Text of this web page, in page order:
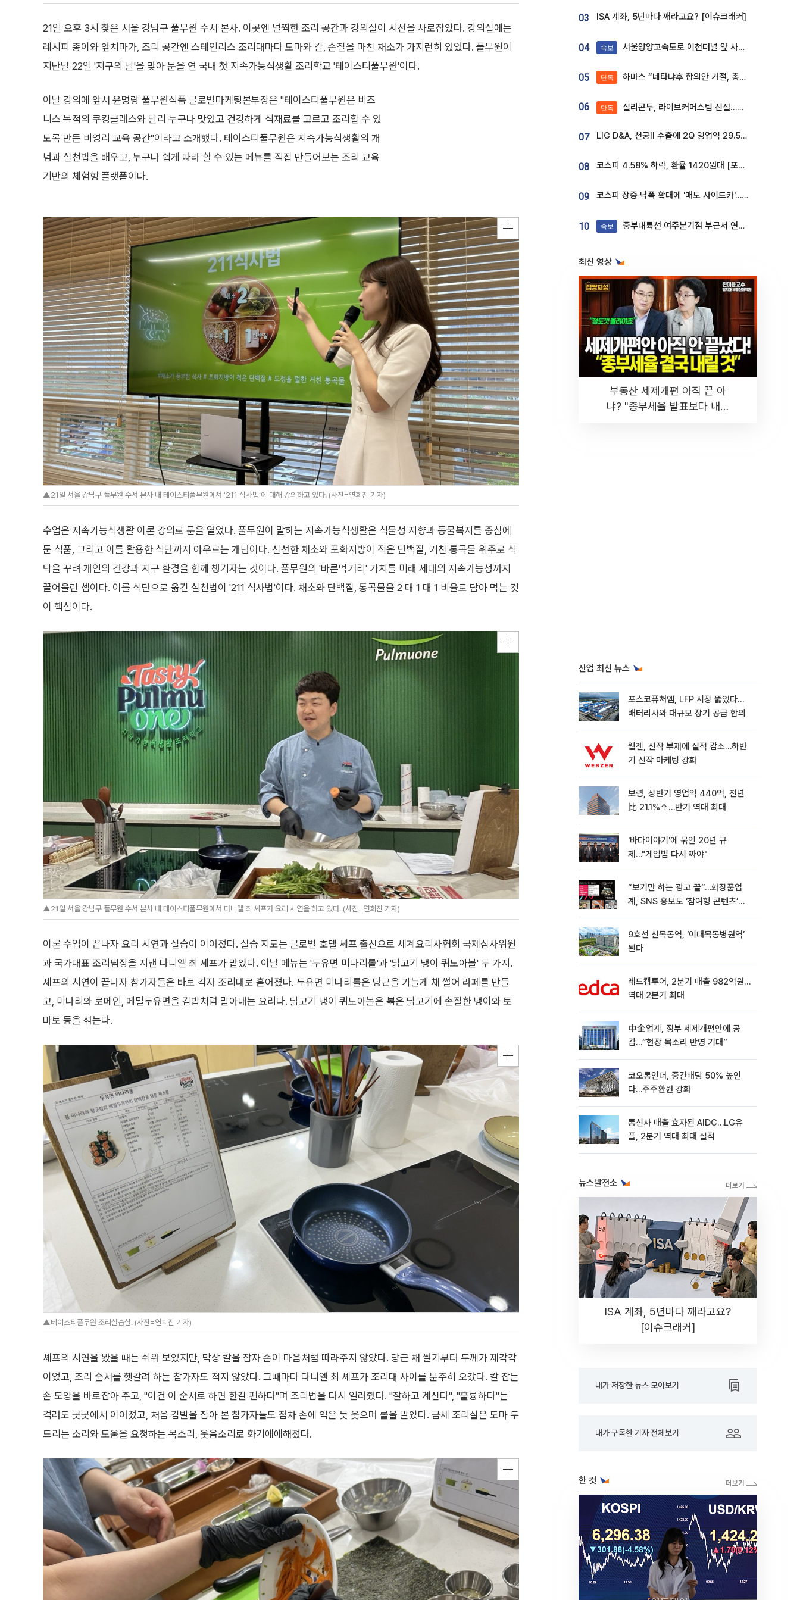
21일 오후 3시 찾은 서울 강남구 풀무원 수서 본사. 이곳엔 널찍한 조리 공간과 강의실이 시선을 사로잡았다. 강의실에는
레시피 종이와 앞치마가, 조리 공간엔 스테인리스 조리대마다 도마와 칼, 손질을 마친 채소가 가지런히 있었다. 풀무원이
지난달 22일 '지구의 날'을 맞아 문을 연 국내 첫 지속가능식생활 조리학교 '테이스티풀무원'이다.
이날 강의에 앞서 윤명랑 풀무원식품 글로벌마케팅본부장은 "테이스티풀무원은 비즈
니스 목적의 쿠킹클래스와 달리 누구나 맛있고 건강하게 식재료를 고르고 조리할 수 있
도록 만든 비영리 교육 공간"이라고 소개했다. 테이스티풀무원은 지속가능식생활의 개
념과 실천법을 배우고, 누구나 쉽게 따라 할 수 있는 메뉴를 직접 만들어보는 조리 교육
기반의 체험형 플랫폼이다.
▲21일 서울 강남구 풀무원 수서 본사 내 테이스티풀무원에서 '211 식사법'에 대해 강의하고 있다. (사진=연희진 기자)
수업은 지속가능식생활 이론 강의로 문을 열었다. 풀무원이 말하는 지속가능식생활은 식물성 지향과 동물복지를 중심에
둔 식품, 그리고 이를 활용한 식단까지 아우르는 개념이다. 신선한 채소와 포화지방이 적은 단백질, 거친 통곡물 위주로 식
탁을 꾸려 개인의 건강과 지구 환경을 함께 챙기자는 것이다. 풀무원의 '바른먹거리' 가치를 미래 세대의 지속가능성까지
끌어올린 셈이다. 이를 식단으로 옮긴 실천법이 '211 식사법'이다. 채소와 단백질, 통곡물을 2 대 1 대 1 비율로 담아 먹는 것
이 핵심이다.
▲21일 서울 강남구 풀무원 수서 본사 내 테이스티풀무원에서 다니엘 최 셰프가 요리 시연을 하고 있다. (사진=연희진 기자)
이론 수업이 끝나자 요리 시연과 실습이 이어졌다. 실습 지도는 글로벌 호텔 셰프 출신으로 세계요리사협회 국제심사위원
과 국가대표 조리팀장을 지낸 다니엘 최 셰프가 맡았다. 이날 메뉴는 '두유면 미나리롤'과 '닭고기 냉이 퀴노아볼' 두 가지.
셰프의 시연이 끝나자 참가자들은 바로 각자 조리대로 흩어졌다. 두유면 미나리롤은 당근을 가늘게 채 썰어 라페를 만들
고, 미나리와 로메인, 메밀두유면을 김밥처럼 말아내는 요리다. 닭고기 냉이 퀴노아볼은 볶은 닭고기에 손질한 냉이와 토
마토 등을 섞는다.
▲테이스티풀무원 조리실습실. (사진=연희진 기자)
셰프의 시연을 봤을 때는 쉬워 보였지만, 막상 칼을 잡자 손이 마음처럼 따라주지 않았다. 당근 채 썰기부터 두께가 제각각
이었고, 조리 순서를 헷갈려 하는 참가자도 적지 않았다. 그때마다 다니엘 최 셰프가 조리대 사이를 분주히 오갔다. 칼 잡는
손 모양을 바로잡아 주고, "이건 이 순서로 하면 한결 편하다"며 조리법을 다시 일러줬다. "잘하고 계신다", "훌륭하다"는
격려도 곳곳에서 이어졌고, 처음 김발을 잡아 본 참가자들도 점차 손에 익은 듯 웃으며 롤을 말았다. 금세 조리실은 도마 두
드리는 소리와 도움을 요청하는 목소리, 웃음소리로 화기애애해졌다.
03 ISA 계좌, 5년마다 깨라고요? [이슈크래커]
04 속보 서울양양고속도로 이천터널 앞 사고 발생
05 단독 하마스 “네타냐후 합의안 거절, 총선 앞두고 시간 끌기”
06 단독 실리콘투, 라이브커머스팀 신설…K뷰티 ‘글로벌 판매망’ 확대[K뷰티 라방戰]
07 LIG D&A, 천궁Ⅱ 수출에 2Q 영업익 29.5%↑…수주잔고 24.6조 [종합]
08 코스피 4.58% 하락, 환율 1420원대 [포토]
09 코스피 장중 낙폭 확대에 '매도 사이드카'…외인 2.8조'팔자'· 개인 3.1조 '사자'
10 속보 중부내륙선 여주분기점 부근서 연이은 추돌사고 발생
최신 영상
부동산 세제개편 아직 끝 아
냐? "종부세율 발표보다 내릴
산업 최신 뉴스
포스코퓨처엠, LFP 시장 뚫었다…
배터리사와 대규모 장기 공급 합의
웹젠, 신작 부재에 실적 감소…하반
기 신작 마케팅 강화
보령, 상반기 영업익 440억, 전년
比 21.1%↑…반기 역대 최대
'바다이야기'에 묶인 20년 규
제…"게임법 다시 짜야"
“보기만 하는 광고 끝“…화장품업
계, SNS 홍보도 ‘참여형 콘텐츠’로
9호선 신목동역, ‘이대목동병원역’
된다
레드캡투어, 2분기 매출 982억원…
역대 2분기 최대
中企업계, 정부 세제개편안에 공
감…“현장 목소리 반영 기대”
코오롱인더, 중간배당 50% 높인
다…주주환원 강화
통신사 매출 효자된 AIDC…LG유
플, 2분기 역대 최대 실적
뉴스발전소
ISA 계좌, 5년마다 깨라고요?
[이슈크래커]
내가 저장한 뉴스 모아보기
내가 구독한 기자 전체보기
한 컷